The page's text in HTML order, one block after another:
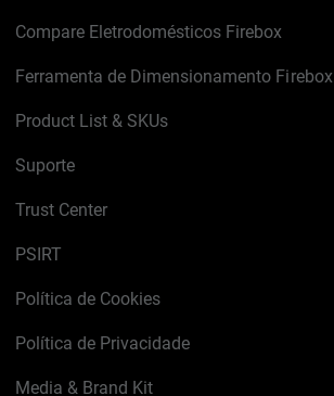
Compare Eletrodomésticos Firebox
Ferramenta de Dimensionamento Firebox
Product List & SKUs
Suporte
Trust Center
PSIRT
Política de Cookies
Política de Privacidade
Media & Brand Kit